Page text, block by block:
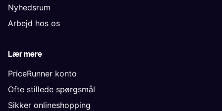
Nyhedsrum
Arbejd hos os
Lær mere
PriceRunner konto
Ofte stillede spørgsmål
Sikker onlineshopping